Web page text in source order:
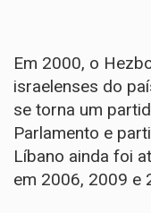
Em 2000, o
israelenses do
se torna um
Parlamento e
Líbano ainda foi
em 2006, 2009 e